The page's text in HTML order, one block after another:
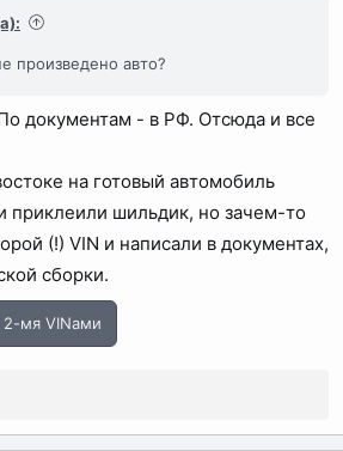
произведено авто?
документам - в РФ. Отсюда и все
на готовый автомобиль
приклеили шильдик, но зачем-то
(!) VIN и написали в документах,
сборки.
2-мя VINами